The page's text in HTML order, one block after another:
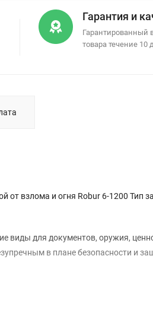
Гарантия и
Гарантированный
товара течение 10
от взлома и огня Robur 6-1200 Тип
виды для документов, оружия,
в плане безопасности и